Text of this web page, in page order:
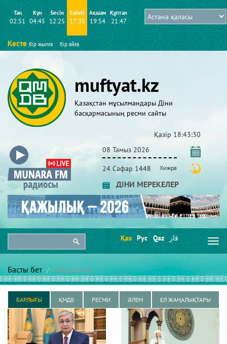
Таң
02:51
Күн
04:45
Бесін
12:25
Екінті
17:35
Ақшам
19:54
Құптан
21:47
Кесте бір жылға бір айға
muftyat.kz
Қазақстан мұсылмандары Діни
басқармасының ресми сайты
Қазір 18:43:31
08 Тамыз 2026
24 Сафар 1448 Хижра
ДІНИ МЕРЕКЕЛЕР
Қаз Рус Qaz قاز
Басты бет Жаңалықтар
БАРЛЫҒЫ ҚМДБ РЕСМИ ӘЛЕМ ЕЛ ЖАҢАЛЫҚТАРЫ